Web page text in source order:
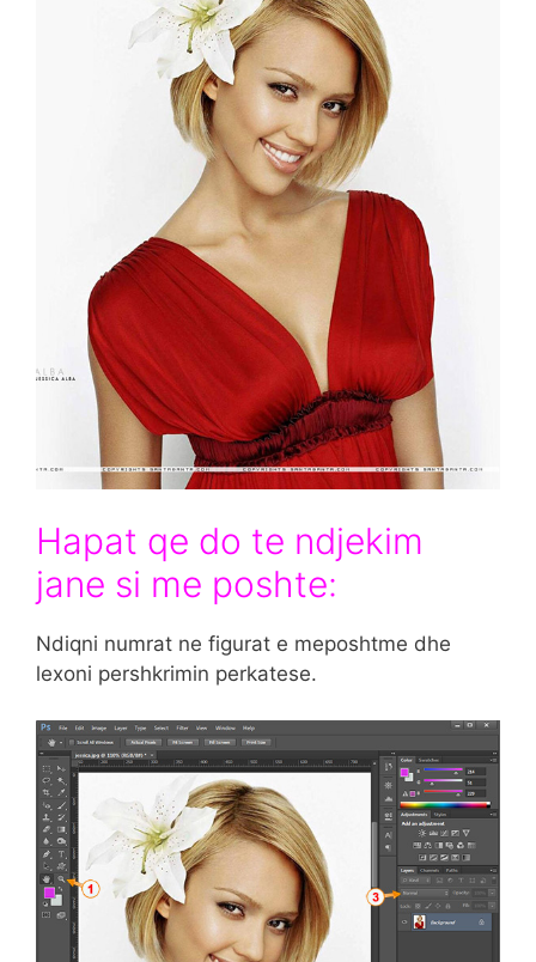
Hapat qe do te ndjekim
jane si me poshte:
Ndiqni numrat ne figurat e meposhtme dhe
lexoni pershkrimin perkatese.